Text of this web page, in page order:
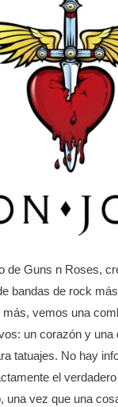
de Guns n Roses,
bandas de rock
vemos una
un corazón y una
tatuajes. No hay
el
una vez que una